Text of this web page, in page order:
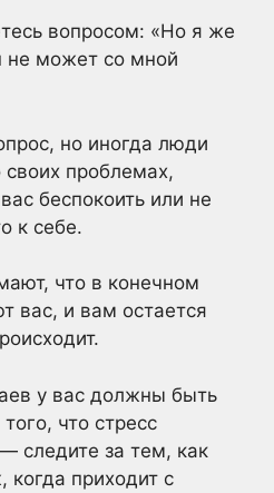
вопросом: «Но я же
не может со мной
но иногда люди
своих проблемах,
беспокоить или не
к себе.
что в конечном
вас, и вам остается
у вас должны быть
что стресс
следите за тем, как
приходит с